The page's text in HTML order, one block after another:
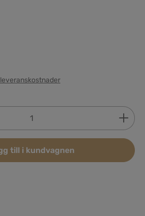
Ange önskat belopp eller
till i kundvagnen